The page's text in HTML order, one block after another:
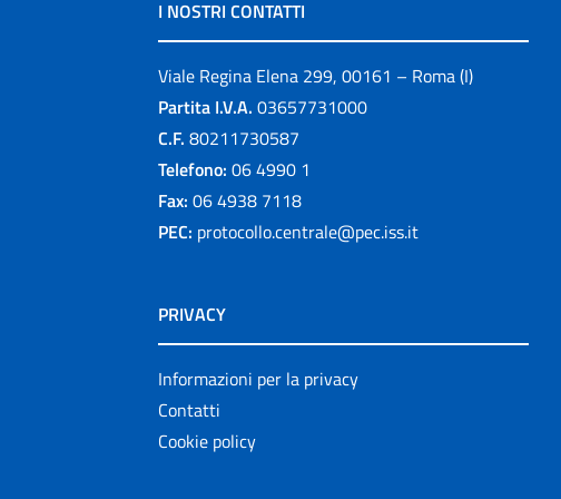
I NOSTRI CONTATTI
Viale Regina Elena 299, 00161 – Roma (I)
Partita I.V.A. 03657731000
C.F. 80211730587
Telefono: 06 4990 1
Fax: 06 4938 7118
PEC: protocollo.centrale@pec.iss.it
PRIVACY
Informazioni per la privacy
Contatti
Cookie policy